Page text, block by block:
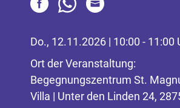
Do., 12.11.2026 | 10:00 - 11:00
Ort der Veranstaltung:
Begegnungszentrum St.
Villa | Unter den Linden 24,